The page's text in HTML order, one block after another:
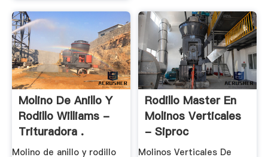
Molino De Anillo Y
Rodillo Williams -
Trituradora .
Molino de anillo y rodillo
Rodillo Master En
Molinos Verticales
- Siproc
Molinos Verticales De